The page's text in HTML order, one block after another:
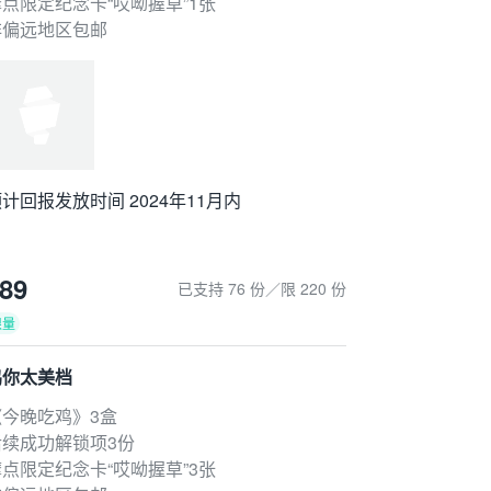
远地区包邮
回报发放时间 2024年11月内
已支持 76 份／限 220 份
太美档
晚吃鸡》3盒
成功解锁项3份
限定纪念卡“哎呦握草”3张